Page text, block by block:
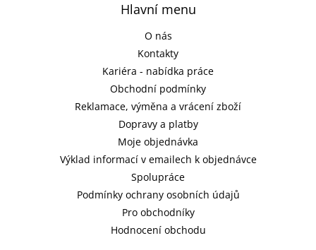
Hlavní menu
O nás
Kontakty
Kariéra - nabídka práce
Obchodní podmínky
Reklamace, výměna a vrácení zboží
Dopravy a platby
Moje objednávka
Výklad informací v emailech k objednávce
Spolupráce
Podmínky ochrany osobních údajů
Pro obchodníky
Hodnocení obchodu